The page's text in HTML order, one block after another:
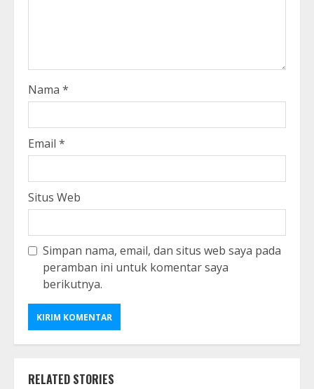
Nama *
Email *
Situs Web
Simpan nama, email, dan situs web saya pada
peramban ini untuk komentar saya
berikutnya.
RELATED STORIES